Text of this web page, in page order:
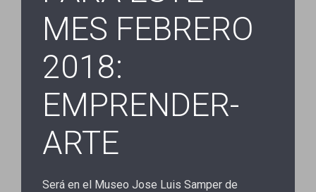
MES FEBRERO
2018:
EMPRENDER-
ARTE
Será en el Museo Jose Luis Samper de